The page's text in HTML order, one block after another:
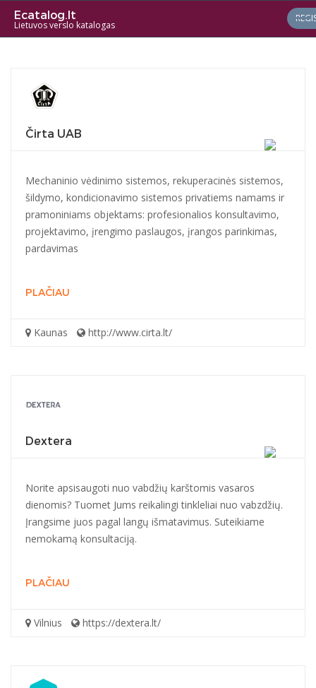
Ecatalog.lt
Lietuvos verslo katalogas
Čirta UAB
Mechaninio vėdinimo sistemos, rekuperacinės sistemos,
šildymo, kondicionavimo sistemos privatiems namams ir
pramoniniams objektams: profesionalios konsultavimo,
projektavimo, įrengimo paslaugos, įrangos parinkimas,
pardavimas
PLAČIAU
Kaunas http://www.cirta.lt/
Dextera
Norite apsisaugoti nuo vabdžių karštomis vasaros
dienomis? Tuomet Jums reikalingi tinkleliai nuo vabzdžių.
Įrangsime juos pagal langų išmatavimus. Suteikiame
nemokamą konsultaciją.
PLAČIAU
Vilnius https://dextera.lt/